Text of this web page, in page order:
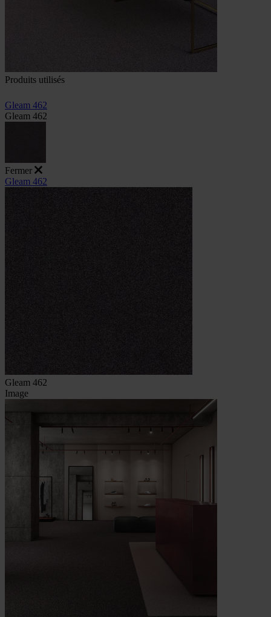
Produits utilisés
Gleam 462
Gleam 462
Fermer
Gleam 462
Gleam 462
Image